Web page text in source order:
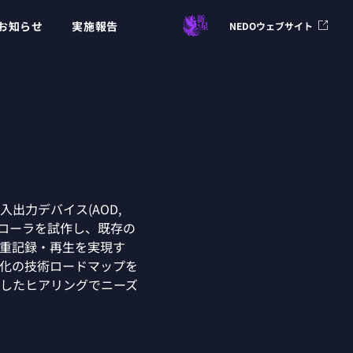
知らせ 実施報告 NEDOウェブサイト
出力デバイス(AOD,
ーラを試作し、既存の
記録・再生を実現す
の技術ロードマップを
たヒアリングでニーズ